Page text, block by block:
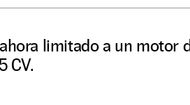
limitado a un motor
CV.